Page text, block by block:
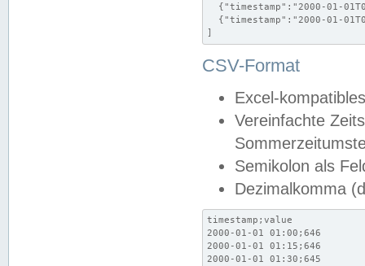
{"timestamp":"2000-01-
{"timestamp":"2000-01-
]
CSV-Format
Excel-
Vereinfachte
Semikolon als
Dezimalkomma
timestamp;value
2000-01-01 01:00;646
2000-01-01 01:15;646
2000-01-01 01:30;645